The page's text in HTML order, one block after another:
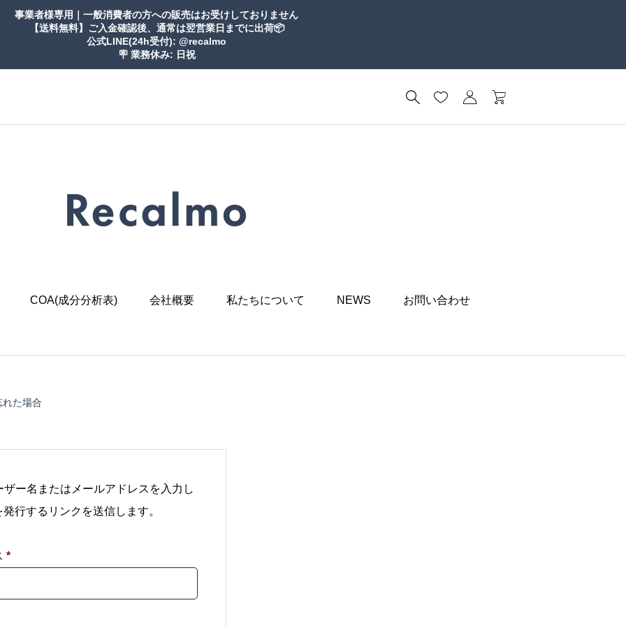
事業者様専用｜一般消費者の方への販売はお受けしておりません
【送料無料】ご入金確認後、通常は翌営業日までに出荷📦
公式LINE(24h受付): @recalmo
🪧 業務休み: 日祝
COA(成分分析表) 会社概要 私たちについて NEWS お問い合わせ
た場合
ー名またはメールアドレスを入力し
行するリンクを送信します。
*必